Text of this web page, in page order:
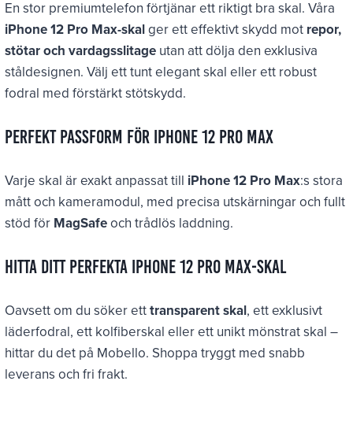
En stor premiumtelefon förtjänar ett riktigt bra skal. Våra
iPhone 12 Pro Max-skalger ett effektivt skydd mot repor,
stötar och vardagsslitage utan att dölja den exklusiva
ståldesignen. Välj ett tunt elegant skal eller ett robust
fodral med förstärkt stötskydd.
Perfekt passform för iPhone 12 Pro Max
Varje skal är exakt anpassat till iPhone 12 Pro Max:s stora
mått och kameramodul, med precisa utskärningar och fullt
stöd för MagSafeoch trådlös laddning.
Hitta ditt perfekta iPhone 12 Pro Max-skal
Oavsett om du söker etttransparent skal, ett exklusivt
läderfodral, ett kolfiberskal eller ett unikt mönstrat skal –
hittar du det på Mobello. Shoppa tryggt med snabb
leverans och fri frakt.